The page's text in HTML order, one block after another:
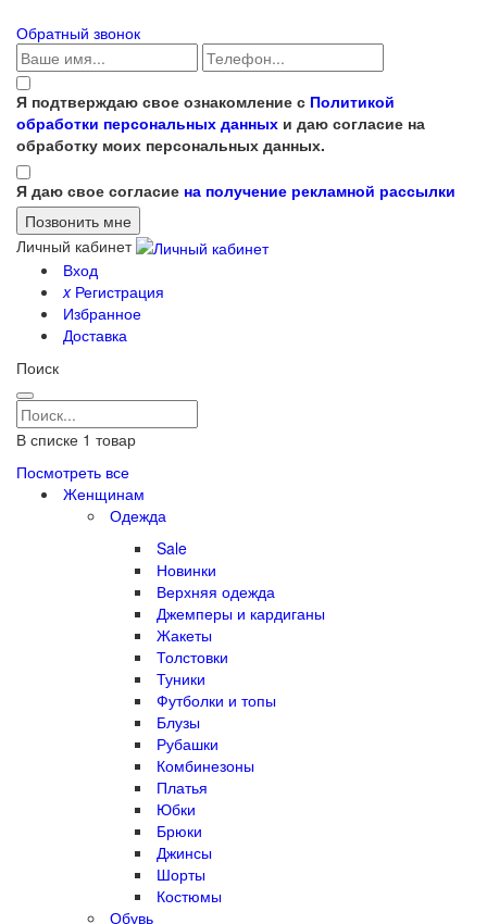
Обратный звонок
Я подтверждаю свое ознакомление с Политикой
обработки персональных данных и даю согласие на
обработку моих персональных данных.
Я даю свое согласие на получение рекламной рассылки
Личный кабинет
Вход
xРегистрация
Избранное
Доставка
Поиск
В списке 1 товар
Посмотреть все
Женщинам
Одежда
Sale
Новинки
Верхняя одежда
Джемперы и кардиганы
Жакеты
Толстовки
Туники
Футболки и топы
Блузы
Рубашки
Комбинезоны
Платья
Юбки
Брюки
Джинсы
Шорты
Костюмы
Обувь